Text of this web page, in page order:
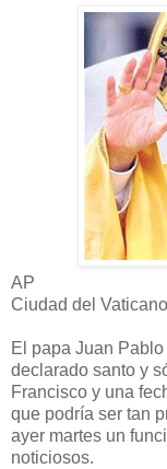
AP
Ciudad del Vaticano
El papa Juan
declarado santo y
Francisco y una
que podría ser tan
ayer martes un
noticiosos.